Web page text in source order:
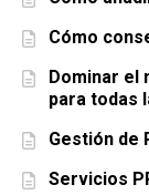
Cómo
Dominar el
para todas
Gestión de
Servicios